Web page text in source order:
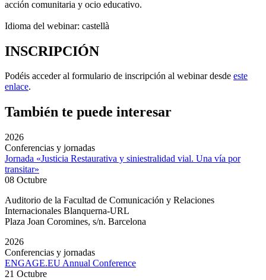
acción comunitaria y ocio educativo.
Idioma del webinar: castellà
INSCRIPCIÓN
Podéis acceder al formulario de inscripción al webinar desde este
enlace.
También te puede interesar
2026
Conferencias y jornadas
Jornada «Justicia Restaurativa y siniestralidad vial. Una vía por
transitar»
08 Octubre
Auditorio de la Facultad de Comunicación y Relaciones
Internacionales Blanquerna-URL
Plaza Joan Coromines, s/n. Barcelona
2026
Conferencias y jornadas
ENGAGE.EU Annual Conference
21 Octubre